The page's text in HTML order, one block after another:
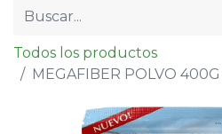
Todos los productos
MEGAFIBER POLVO